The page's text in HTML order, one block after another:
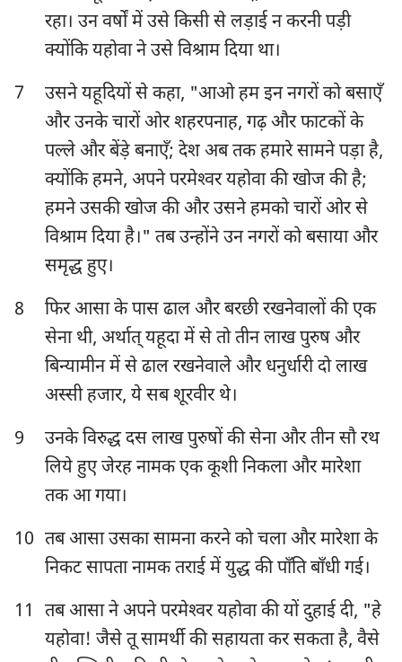
रहा। उन वर्षों में उसे किसी से लड़ाई न करनी पड़ी
क्योंकि यहोवा ने उसे विश्राम दिया था।
7
उसने यहूदियों से कहा, "आओ हम इन नगरों को बसाएँ
और उनके चारों ओर शहरपनाह, गढ़ और फाटकों के
पल्ले और बेंड़े बनाएँ; देश अब तक हमारे सामने पड़ा है,
क्योंकि हमने, अपने परमेश्‍वर यहोवा की खोज की है;
हमने उसकी खोज की और उसने हमको चारों ओर से
विश्राम दिया है।" तब उन्होंने उन नगरों को बसाया और
समृद्ध हुए।
8
फिर आसा के पास ढाल और बरछी रखनेवालों की एक
सेना थी, अर्थात् यहूदा में से तो तीन लाख पुरुष और
बिन्यामीन में से ढाल रखनेवाले और धनुर्धारी दो लाख
अस्सी हजार, ये सब शूरवीर थे।
9
उनके विरुद्ध दस लाख पुरुषों की सेना और तीन सौ रथ
लिये हुए जेरह नामक एक कूशी निकला और मारेशा
तक आ गया।
10 तब आसा उसका सामना करने को चला और मारेशा के
निकट सापता नामक तराई में युद्ध की पाँति बाँधी गई।
11
तब आसा ने अपने परमेश्‍वर यहोवा की यों दुहाई दी, "हे
यहोवा! जैसे तू सामर्थी की सहायता कर सकता है, वैसे